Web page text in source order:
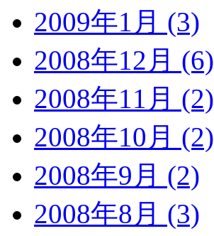
2009年1月 (3)
2008年12月 (6)
2008年11月 (2)
2008年10月 (2)
2008年9月 (2)
2008年8月 (3)